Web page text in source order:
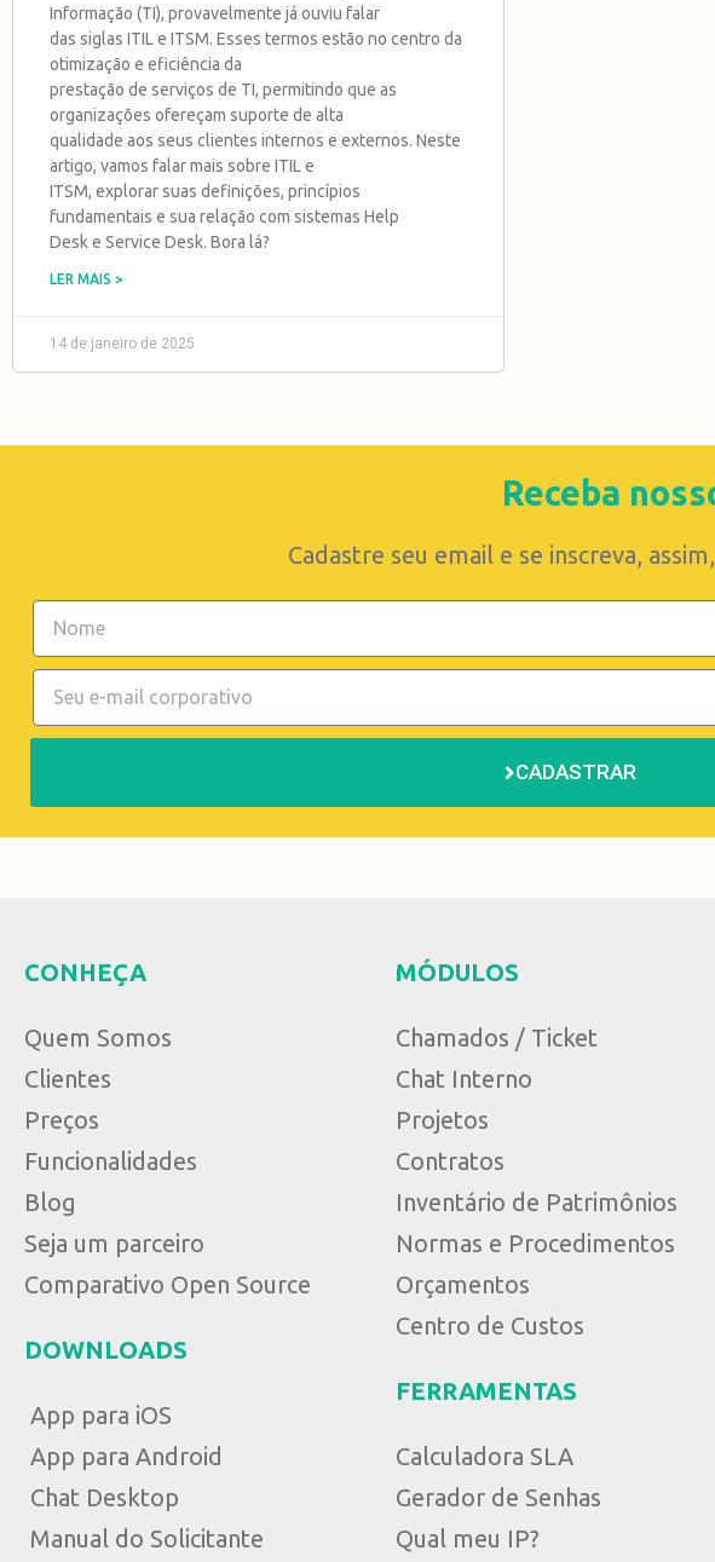
Informação (TI), provavelmente já ouviu falar
das siglas ITIL e ITSM. Esses termos estão no centro da
otimização e eficiência da
prestação de serviços de TI, permitindo que as
organizações ofereçam suporte de alta
qualidade aos seus clientes internos e externos. Neste
artigo, vamos falar mais sobre ITIL e
ITSM, explorar suas definições, princípios
fundamentais e sua relação com sistemas Help
Desk e Service Desk. Bora lá?
LER MAIS >
14 de janeiro de 2025
Receba
Cadastre seu email e se inscreva,
CADASTRAR
CONHEÇA
Quem Somos
Clientes
Preços
Funcionalidades
Blog
Seja um parceiro
Comparativo Open Source
DOWNLOADS
App para iOS
App para Android
Chat Desktop
Manual do Solicitante
MÓDULOS
Chamados / Ticket
Chat Interno
Projetos
Contratos
Inventário de Patrimônios
Normas e Procedimentos
Orçamentos
Centro de Custos
FERRAMENTAS
Calculadora SLA
Gerador de Senhas
Qual meu IP?